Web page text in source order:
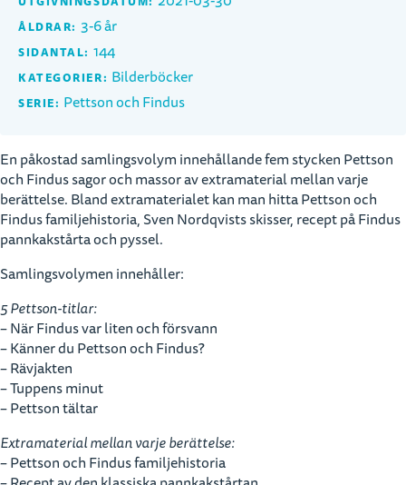
ÅLDRAR: 3-6 år
SIDANTAL: 144
KATEGORIER: Bilderböcker
SERIE: Pettson och Findus
En påkostad samlingsvolym innehållande fem stycken Pettson
och Findus sagor och massor av extramaterial mellan varje
berättelse. Bland extramaterialet kan man hitta Pettson och
Findus familjehistoria, Sven Nordqvists skisser, recept på Findus
pannkakstårta och pyssel.
Samlingsvolymen innehåller:
5 Pettson-titlar:
– När Findus var liten och försvann
– Känner du Pettson och Findus?
– Rävjakten
– Tuppens minut
– Pettson tältar
Extramaterial mellan varje berättelse:
– Pettson och Findus familjehistoria